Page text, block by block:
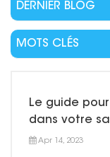
DERNIER BLOG
MOTS CLÉS
Le guide
dans votre
Apr 14, 2023